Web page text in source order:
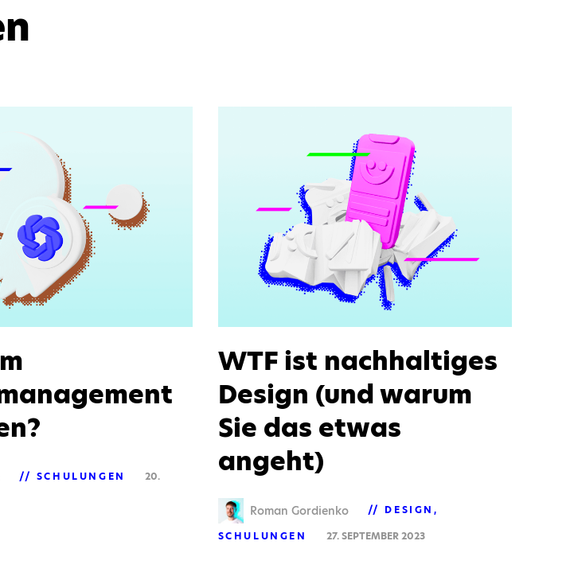
SCHULUNGEN
20.
WTF ist nachhaltiges
Design (und warum
Sie das etwas
angeht)
Roman Gordienko
DESIGN
SCHULUNGEN
27. SEPTEMBER 2023